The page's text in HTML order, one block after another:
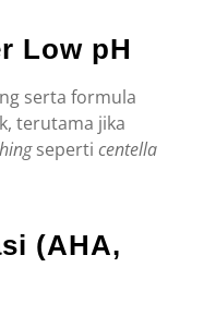
Low pH
serta formula
terutama jika
seperticentella
(AHA,